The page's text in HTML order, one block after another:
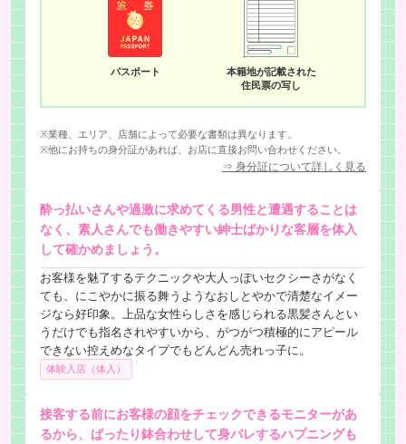
パスポート
本籍地が記載された
住民票の写し
※業種、エリア、店舗によって必要な書類は異なります。
※他にお持ちの身分証があれば、お店に直接お問い合わせください。
⇒ 身分証について詳しく見る
酔っ払いさんや過激に求めてくる男性と遭遇することは
なく、素人さんでも働きやすい紳士ばかりな客層を体入
して確かめましょう。
お客様を魅了するテクニックや大人っぽいセクシーさがなく
ても、にこやかに振る舞うようなおしとやかで清楚なイメー
ジなら好印象。上品な女性らしさを感じられる黒髪さんとい
うだけでも指名されやすいから、がつがつ積極的にアピール
できない控えめなタイプでもどんどん売れっ子に。
体験入店（体入）
接客する前にお客様の顔をチェックできるモニターがあ
るから、ばったり鉢合わせして身バレするハプニングも